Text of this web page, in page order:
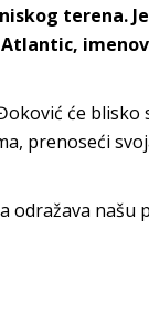
terena.
će
prenoseći
odražava našu